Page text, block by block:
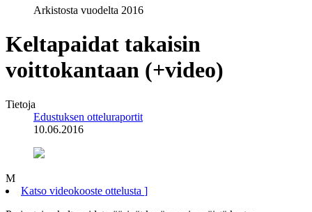
Arkistosta vuodelta 2016
Keltapaidat takaisin
voittokantaan (+video)
Tietoja
Edustuksen otteluraportit
10.06.2016
M
Katso videokooste ottelusta ]